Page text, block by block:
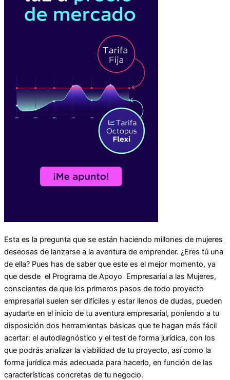
Esta es la pregunta que se están haciendo millones de mujeres
deseosas de lanzarse a la aventura de emprender. ¿Eres tú una
de ella? Pues has de saber que este es el mejor momento, ya
que desde el Programa de Apoyo Empresarial a las Mujeres,
conscientes de que los primeros pasos de todo proyecto
empresarial suelen ser difíciles y estar llenos de dudas, pueden
ayudarte en el inicio de tu aventura empresarial, poniendo a tu
disposición dos herramientas básicas que te hagan más fácil
acertar: el autodiagnóstico y el test de forma jurídica, con los
que podrás analizar la viabilidad de tu proyecto, así como la
forma jurídica más adecuada para hacerlo, en función de las
características concretas de tu negocio.